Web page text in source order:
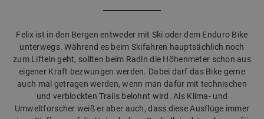
Felix ist in den Bergen entweder mit Ski oder dem Enduro Bike
unterwegs. Während es beim Skifahren hauptsächlich noch
zum Lifteln geht, sollten beim Radln die Höhenmeter schon aus
eigener Kraft bezwungen werden. Dabei darf das Bike gerne
auch mal getragen werden, wenn man dafür mit technischen
und verblockten Trails belohnt wird. Als Klima- und
Umweltforscher weiß er aber auch, dass diese Ausflüge immer